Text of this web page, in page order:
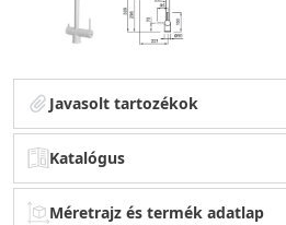
Javasolt tartozékok
Katalógus
Méretrajz és termék adatlap